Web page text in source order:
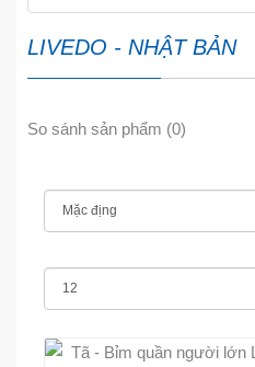
LIVEDO - NHẬT BẢN
So sánh sản phẩm (0)